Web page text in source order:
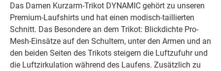
Das Damen Kurzarm-Trikot DYNAMIC gehört zu unseren
Premium-Laufshirts und hat einen modisch-taillierten
Schnitt. Das Besondere an dem Trikot: Blickdichte Pro-
Mesh-Einsätze auf den Schultern, unter den Armen und an
den beiden Seiten des Trikots steigern die Luftzufuhr und
die Luftzirkulation während des Laufens. Zusätzlich zu